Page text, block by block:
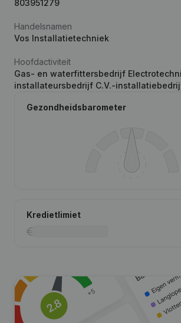
803951279
Handelsnamen
Vos Installatietechniek
Hoofdactiviteit
Gas- en waterfittersbedrijf
installateursbedrijf C.V.-
Gezondheidsbarometer
Kredietlimiet